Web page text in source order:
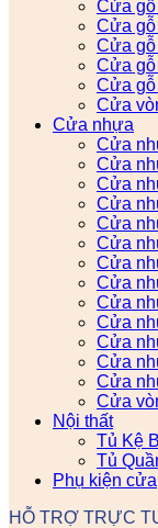
Cửa gỗ
Cửa gỗ
Cửa
Cửa
Cửa
Cửa
Cửa nhựa
Cửa
Cửa
Cửa
Cửa
Cửa
Cửa
Cửa
Cửa
Cửa
Cửa
Cửa
Cửa
Cửa
Cửa
Nội thất
Tủ Kệ
Tủ
Phụ kiện cửa
HỖ TRỢ TRỰC